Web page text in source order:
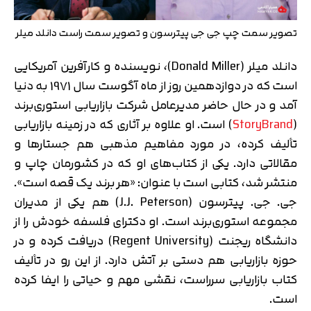
تصویر سمت چپ جی جی پیترسون و تصویر سمت راست دانلد میلر
دانلد میلر (Donald Miller)، نویسنده و کارآفرین آمریکایی
است که در دوازدهمین روز از ماه آگوست سال 1971 به دنیا
آمد و در حال حاضر مدیرعامل شرکت بازاریابی استوری‌برند
(
StoryBrand) است. او علاوه بر آثاری که در زمینه بازاریابی
تألیف کرده، در مورد مفاهیم مذهبی هم جستارها و
مقالاتی دارد. یکی از کتاب‌های او که در کشورمان چاپ و
منتشر شد، کتابی است با عنوان: «هر برند یک قصه است».
جی. جی. پیترسون (J.J. Peterson) هم یکی از مدیران
مجموعه استوری‌برند است. او دکترای فلسفه خودش را از
دانشگاه ریجنت (Regent University) دریافت کرده و در
حوزه بازاریابی هم دستی بر آتش دارد. از این رو در تألیف
کتاب بازاریابی سرراست، نقشی مهم و حیاتی را ایفا کرده
است.